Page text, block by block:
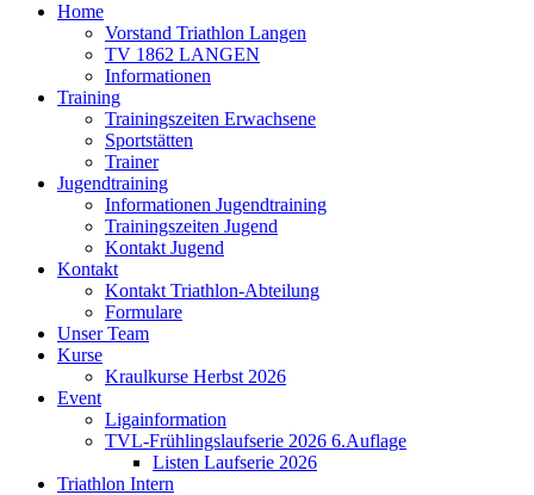
Home
Vorstand Triathlon Langen
TV 1862 LANGEN
Informationen
Training
Trainingszeiten Erwachsene
Sportstätten
Trainer
Jugendtraining
Informationen Jugendtraining
Trainingszeiten Jugend
Kontakt Jugend
Kontakt
Kontakt Triathlon-Abteilung
Formulare
Unser Team
Kurse
Kraulkurse Herbst 2026
Event
Ligainformation
TVL-Frühlingslaufserie 2026 6.Auflage
Listen Laufserie 2026
Triathlon Intern